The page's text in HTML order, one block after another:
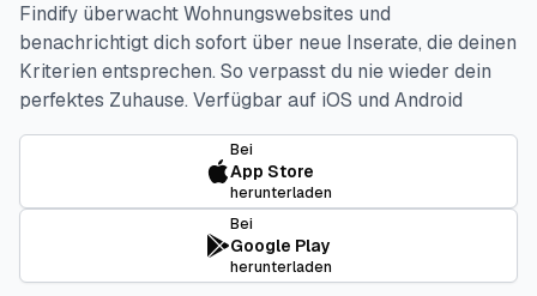
Findify überwacht Wohnungswebsites und
benachrichtigt dich sofort über neue Inserate, die deinen
Kriterien entsprechen. So verpasst du nie wieder dein
perfektes Zuhause. Verfügbar auf iOS und Android
Bei
App Store
herunterladen
Bei
Google Play
herunterladen